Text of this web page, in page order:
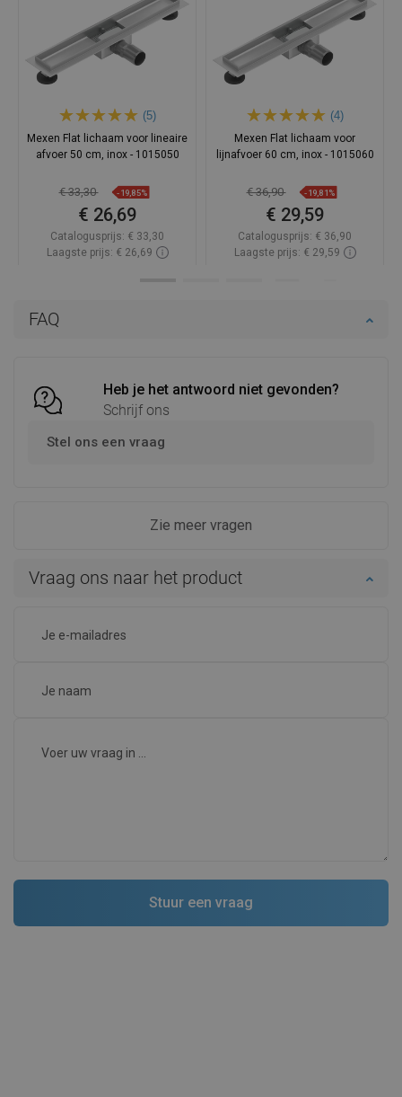
FAQ
Heb je het antwoord niet gevonden?
Schrijf ons
Stel ons een vraag
Zie meer vragen
Vraag ons naar het product
(5)
Mexen Flat lichaam voor lineaire
afvoer 50 cm, inox - 1015050
€ 33,30 -19,85%
€ 26,69
Catalogusprijs: € 33,30
Laagste prijs: € 26,69
(4)
Mexen Flat lichaam voor
lijnafvoer 60 cm, inox - 1015060
€ 36,90 -19,81%
€ 29,59
Catalogusprijs: € 36,90
Laagste prijs: € 29,59